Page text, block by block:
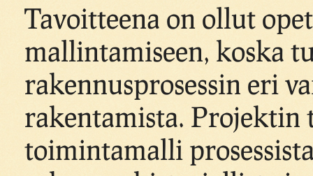
Tavoitteena on ollut
mallintamiseen, koska
rakennusprosessin eri
rakentamista. Projektin
toimintamalli